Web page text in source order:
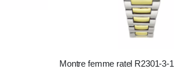
Montre femme ratel R2301-3-1